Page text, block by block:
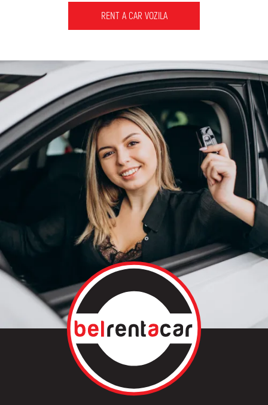
RENT A CAR VOZILA